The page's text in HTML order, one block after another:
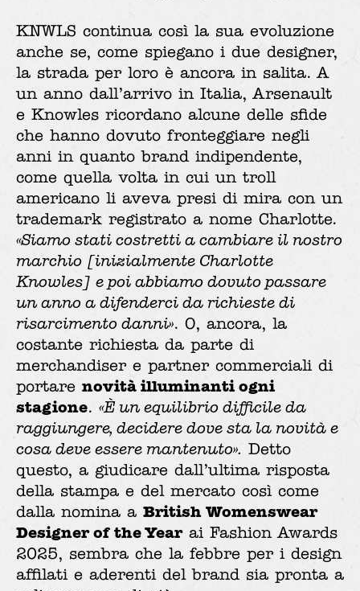
KNWLS continua così la sua evoluzione
anche se, come spiegano i due designer,
la strada per loro è ancora in salita. A
un anno dall’arrivo in Italia, Arsenault
e Knowles ricordano alcune delle sfide
che hanno dovuto fronteggiare negli
anni in quanto brand indipendente,
come quella volta in cui un troll
americano li aveva presi di mira con un
trademark registrato a nome Charlotte.
«Siamo stati costretti a cambiare il nostro
marchio [inizialmente Charlotte
Knowles] e poi abbiamo dovuto passare
un anno a difenderci da richieste di
risarcimento danni». O, ancora, la
costante richiesta da parte di
merchandiser e partner commerciali di
portare novità illuminanti ogni
stagione. «È un equilibrio difficile da
raggiungere, decidere dove sta la novità e
cosa deve essere mantenuto». Detto
questo, a giudicare dall’ultima risposta
della stampa e del mercato così come
dalla nomina a British Womenswear
Designer of the Yearai Fashion Awards
2025, sembra che la febbre per i design
affilati e aderenti del brand sia pronta a